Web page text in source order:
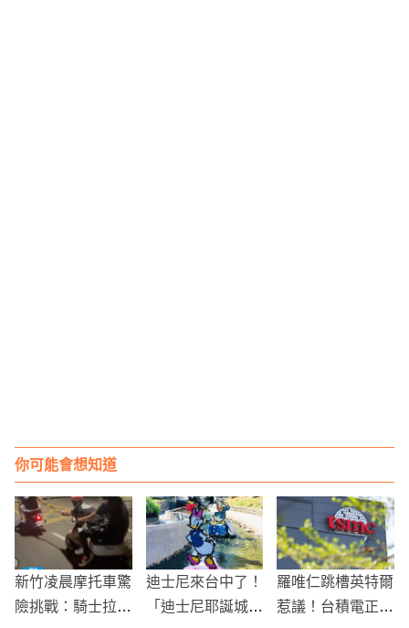
你可能會想知道
新竹凌晨摩托車驚
險挑戰：騎士拉扯
迪士尼來台中了！
「迪士尼耶誕城」
羅唯仁跳槽英特爾
惹議！台積電正式